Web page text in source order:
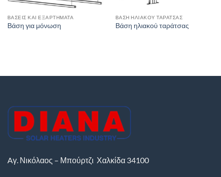
ΒΆΣΕΙΣ ΚΑΙ ΕΞΑΡΤΉΜΑΤΑ
Βάση για μόνωση
ΒΆΣΗ ΗΛΙΑΚΟΎ ΤΑΡΆΤΣΑΣ
Βάση ηλιακού ταράτσας
Aγ. Νικόλαος – Μπούρτζι Χαλκίδα 34100